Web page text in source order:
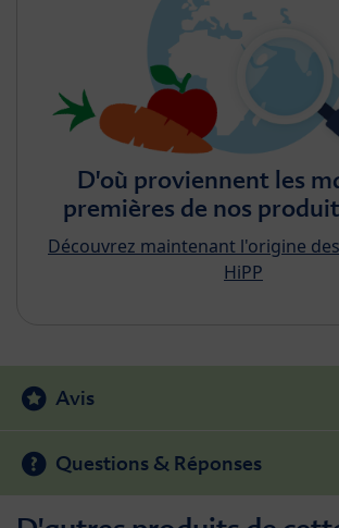
D'où proviennent les
premières de nos
Découvrez maintenant l'origine
HiPP
Avis
Questions & Réponses